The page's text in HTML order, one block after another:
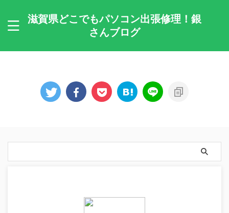
滋賀県どこでもパソコン出張修理！銀
さんブログ